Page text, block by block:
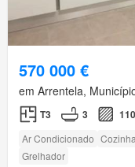
570 000 €
em Arrentela,
T3 3
Ar Condicionado
Grelhador